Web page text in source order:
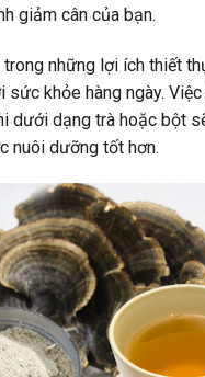
giảm cân của bạn.
trong những lợi ích thiết
sức khỏe hàng ngày.
dưới dạng trà hoặc bột
nuôi dưỡng tốt hơn.